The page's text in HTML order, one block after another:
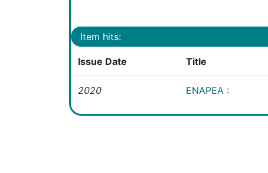
Item hits:
Issue Date Title
2020 ENAPEA :